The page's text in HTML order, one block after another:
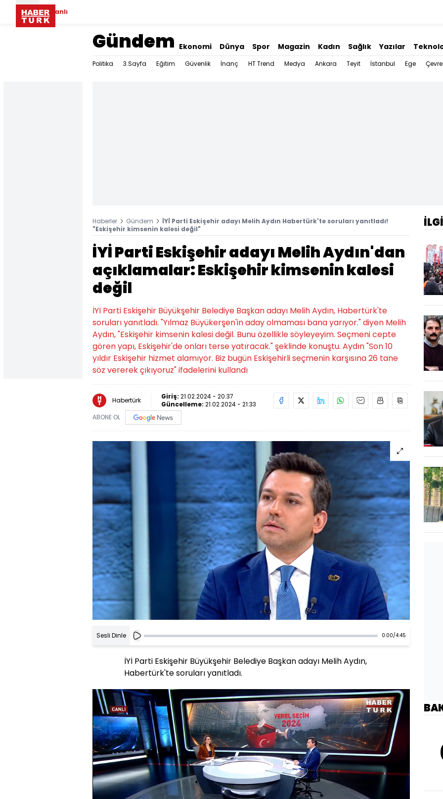
Canlı
Gündem Ekonomi Dünya Spor Magazin Kadın Sağlık Yazılar
Politika 3.Sayfa Eğitim Güvenlik İnanç HT Trend Medya Ankara Teyit İstanbul Ege Çevre
Haberler Gündem
İYİ Parti Eskişehir adayı Melih Aydın Habertürk'te soruları yanıtladı!
"Eskişehir kimsenin kalesi değil"
İYİ Parti Eskişehir adayı Melih Aydın'dan
açıklamalar: Eskişehir kimsenin kalesi
değil
İYİ Parti Eskişehir Büyükşehir Belediye Başkan adayı Melih Aydın, Habertürk'te
soruları yanıtladı. "Yılmaz Büyükerşen'in aday olmaması bana yarıyor." diyen Melih
Aydın, "Eskişehir kimsenin kalesi değil. Bunu özellikle söyleyeyim. Seçmeni cepte
gören yapı, Eskişehir'de onları terse yatıracak." şeklinde konuştu. Aydın "Son 10
yıldır Eskişehir hizmet alamıyor. Biz bugün Eskişehirli seçmenin karşısına 26 tane
söz vererek çıkıyoruz" ifadelerini kullandı
Habertürk Giriş: 21.02.2024 - 20:37
Güncelleme: 21.02.2024 - 21:33
ABONE OL
Sesli Dinle 0:00/4:45
İYİ Parti Eskişehir Büyükşehir Belediye Başkan adayı Melih Aydın,
Habertürk'te soruları yanıtladı.